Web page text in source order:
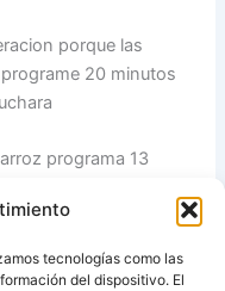
tecnologías como las
del dispositivo. El
porque las
20 minutos
programa 13